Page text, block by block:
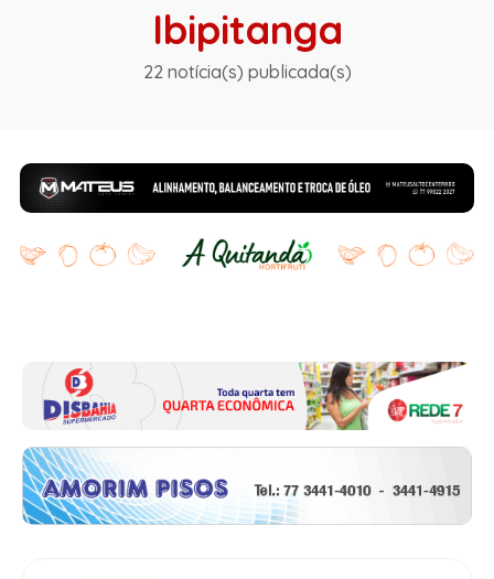
Ibipitanga
22 notícia(s) publicada(s)